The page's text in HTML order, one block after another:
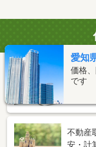
家を
不動産
安・計
愛知
価格
です